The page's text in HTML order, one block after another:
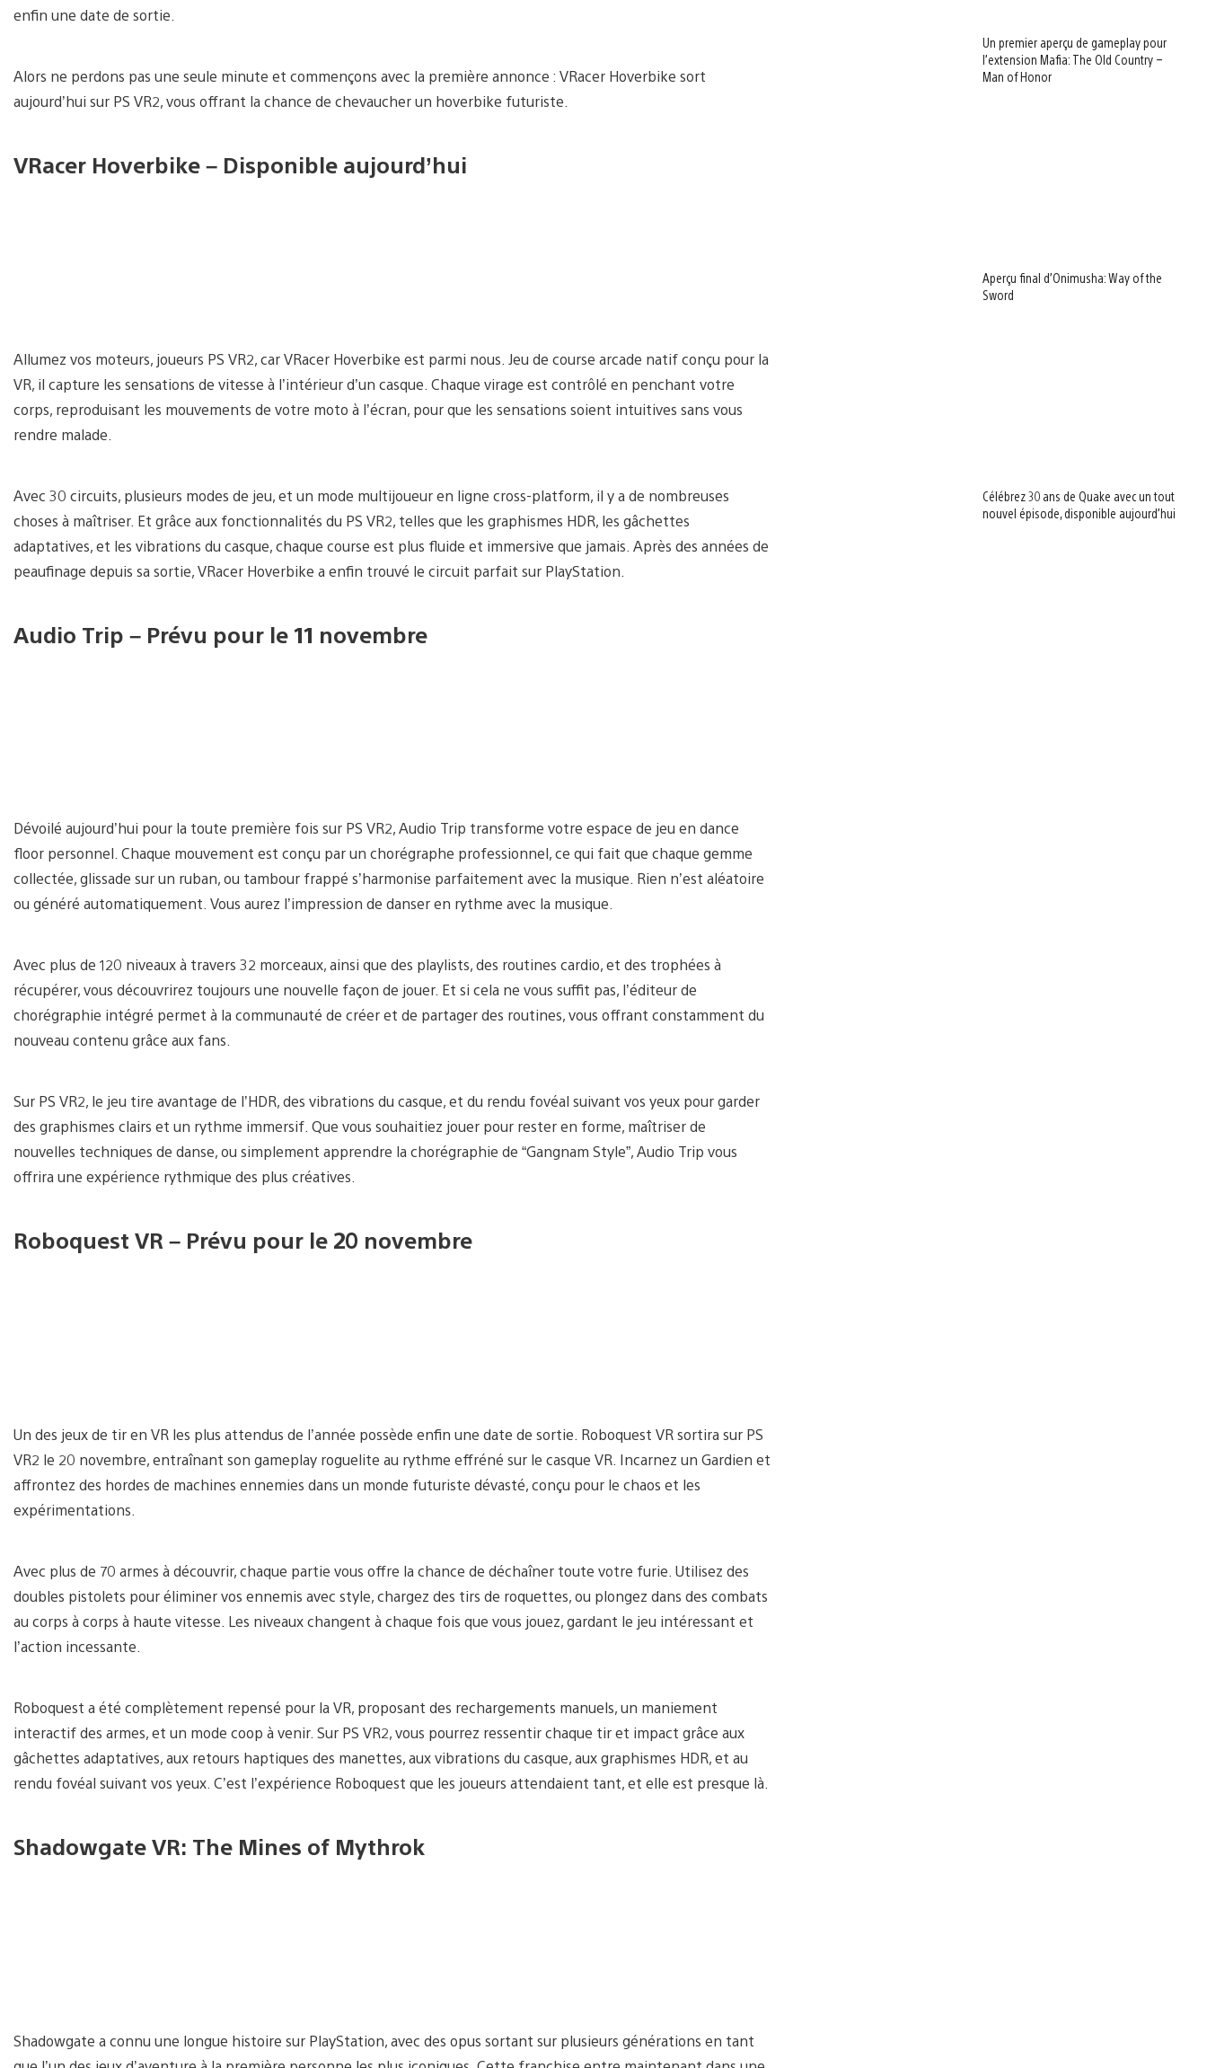
enfin une date de sortie.
Alors ne perdons pas une seule minute et commençons avec la première annonce : VRacer Hoverbike sort
aujourd’hui sur PS VR2, vous offrant la chance de chevaucher un hoverbike futuriste.
VRacer Hoverbike – Disponible aujourd’hui
Allumez vos moteurs, joueurs PS VR2, car VRacer Hoverbike est parmi nous. Jeu de course arcade natif conçu pour la
VR, il capture les sensations de vitesse à l’intérieur d’un casque. Chaque virage est contrôlé en penchant votre
corps, reproduisant les mouvements de votre moto à l’écran, pour que les sensations soient intuitives sans vous
rendre malade.
Avec 30 circuits, plusieurs modes de jeu, et un mode multijoueur en ligne cross-platform, il y a de nombreuses
choses à maîtriser. Et grâce aux fonctionnalités du PS VR2, telles que les graphismes HDR, les gâchettes
adaptatives, et les vibrations du casque, chaque course est plus fluide et immersive que jamais. Après des années de
peaufinage depuis sa sortie, VRacer Hoverbike a enfin trouvé le circuit parfait sur PlayStation.
Audio Trip – Prévu pour le 11 novembre
Dévoilé aujourd’hui pour la toute première fois sur PS VR2, Audio Trip transforme votre espace de jeu en dance
floor personnel. Chaque mouvement est conçu par un chorégraphe professionnel, ce qui fait que chaque gemme
collectée, glissade sur un ruban, ou tambour frappé s’harmonise parfaitement avec la musique. Rien n’est aléatoire
ou généré automatiquement. Vous aurez l’impression de danser en rythme avec la musique.
Avec plus de 120 niveaux à travers 32 morceaux, ainsi que des playlists, des routines cardio, et des trophées à
récupérer, vous découvrirez toujours une nouvelle façon de jouer. Et si cela ne vous suffit pas, l’éditeur de
chorégraphie intégré permet à la communauté de créer et de partager des routines, vous offrant constamment du
nouveau contenu grâce aux fans.
Sur PS VR2, le jeu tire avantage de l’HDR, des vibrations du casque, et du rendu fovéal suivant vos yeux pour garder
des graphismes clairs et un rythme immersif. Que vous souhaitiez jouer pour rester en forme, maîtriser de
nouvelles techniques de danse, ou simplement apprendre la chorégraphie de “Gangnam Style”, Audio Trip vous
offrira une expérience rythmique des plus créatives.
Roboquest VR – Prévu pour le 20 novembre
Un des jeux de tir en VR les plus attendus de l’année possède enfin une date de sortie. Roboquest VR sortira sur PS
VR2 le 20 novembre, entraînant son gameplay roguelite au rythme effréné sur le casque VR. Incarnez un Gardien et
affrontez des hordes de machines ennemies dans un monde futuriste dévasté, conçu pour le chaos et les
expérimentations.
Avec plus de 70 armes à découvrir, chaque partie vous offre la chance de déchaîner toute votre furie. Utilisez des
doubles pistolets pour éliminer vos ennemis avec style, chargez des tirs de roquettes, ou plongez dans des combats
au corps à corps à haute vitesse. Les niveaux changent à chaque fois que vous jouez, gardant le jeu intéressant et
l’action incessante.
Roboquest a été complètement repensé pour la VR, proposant des rechargements manuels, un maniement
interactif des armes, et un mode coop à venir. Sur PS VR2, vous pourrez ressentir chaque tir et impact grâce aux
gâchettes adaptatives, aux retours haptiques des manettes, aux vibrations du casque, aux graphismes HDR, et au
rendu fovéal suivant vos yeux. C’est l’expérience Roboquest que les joueurs attendaient tant, et elle est presque là.
Shadowgate VR: The Mines of Mythrok
Shadowgate a connu une longue histoire sur PlayStation, avec des opus sortant sur plusieurs générations en tant
Un premier aperçu de gameplay pour
l’extension Mafia: The Old Country –
Man of Honor
Aperçu final d’Onimusha: Way of the
Sword
Célébrez 30 ans de Quake avec un tout
nouvel épisode, disponible aujourd’hui